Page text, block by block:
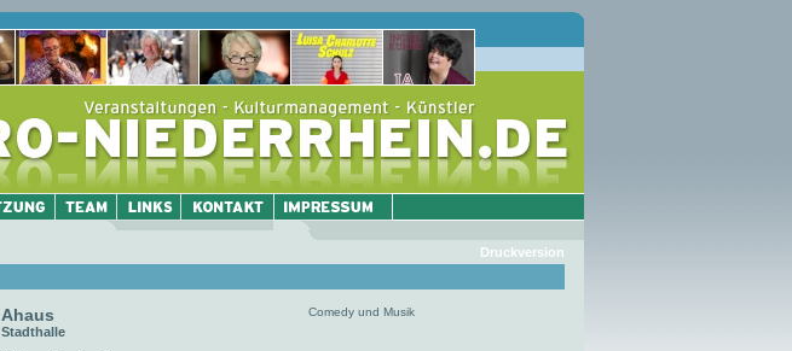
Druckversion
Ahaus
Stadthalle
Comedy und Musik